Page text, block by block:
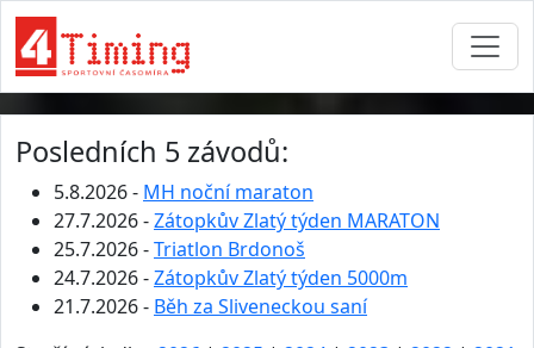
Posledních 5 závodů:
5.8.2026 - MH noční maraton
27.7.2026 -Zátopkův Zlatý týden MARATON
25.7.2026 -Triatlon Brdonoš
24.7.2026 -Zátopkův Zlatý týden 5000m
21.7.2026 - Běh za Sliveneckou saní